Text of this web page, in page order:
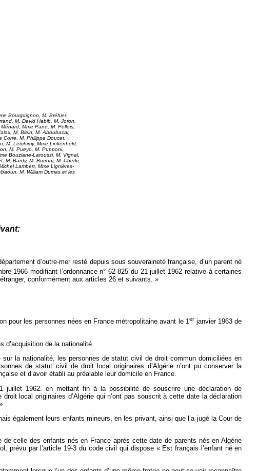
Bourguignon, M. Bréhier,
M. David Habib, M. Joron,
Mme Pane, M. Pellois,
M. Blein, M. Aboubacar,
Corre, M. Philippe Doucet,
M. Letchimy, Mme Linkenheld,
M. Pueyo, M. Pupponi,
Bouziane-Laroussi, M. Vignal,
M. Bardy, M. Burroni, M. Cherki,
Lambert, Mme Lignières-
M. William Dumas et les
d’outre-mer resté depuis sous souveraineté française, d’un parent né
1966 modifiant l’ordonnance n° 62‑825 du 21 juillet 1962 relative à certaines
conformément aux articles 26 et suivants. »
pour les personnes nées en France métropolitaine avant le 1er janvier 1963 de
d’acquisition de la nationalité.
sur la nationalité, les personnes de statut civil de droit commun domiciliées en
de statut civil de droit local originaires d’Algérie n’ont pu conserver la
et d’avoir établi au préalable leur domicile en France.
juillet 1962. en mettant fin à la possibilité de souscrire une déclaration de
local originaires d’Algérie qui n’ont pas souscrit à cette date la déclaration
également leurs enfants mineurs, en les privant, ainsi que l’a jugé la Cour de
celle des enfants nés en France après cette date de parents nés en Algérie
prévu par l’article 19‑3 du code civil qui dispose « Est français l’enfant né en